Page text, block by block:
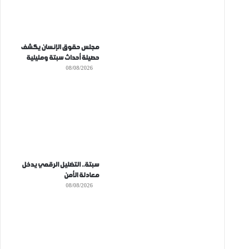
مجلس حقوق الإنسان يكشف
حصيلة أحداث سبتة ومليلية
08/08/2026
سبتة.. التضليل الرقمي يدخل
معادلة الأمن
08/08/2026